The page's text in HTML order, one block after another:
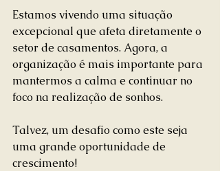
Estamos vivendo uma situação
excepcional que afeta diretamente o
setor de casamentos. Agora, a
organização é mais importante para
mantermos a calma e continuar no
foco na realização de sonhos.
Talvez, um desafio como este seja
uma grande oportunidade de
crescimento!